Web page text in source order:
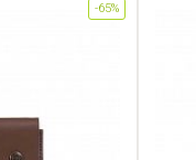
-65%